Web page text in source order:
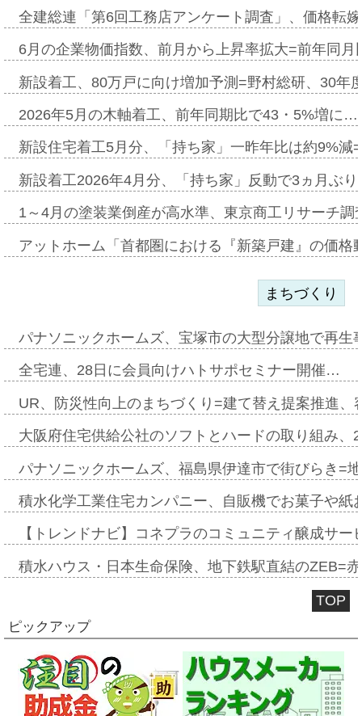
全建総連「第6回工務店アンケート調査」、価格転
6月の企業物価指数、前月から上昇率拡大=前年同
新設着工、80万戸に向け増加予測=野村総研、30年
2026年5月の木軸着工、前年同期比で43・5%増に…
新設住宅着工5月分、「持ち家」一昨年比は約9%
新設着工2026年4月分、「持ち家」反動で3ヵ月ぶ
1～4月の塗装業倒産が高水準、東京商工リサーチ
アットホーム「首都圏における『新築戸建』の価
まちづくり
パナソニックホームズ、宝塚市の大型分譲地で再
全宅連、28日に会員向けハトサポセミナー開催…
UR、防災性向上のまちづくり=建て替え提案推進
大阪府住宅供給公社のソフトとハードの取り組み
パナソニックホームズ、福島県伊達市で街びらき=
積水化学工業住宅カンパニー、自販機でお菓子や
【トレンドナビ】コネプラのコミュニティ醸成サ
積水ハウス・日本生命保険、地下鉄駅直結のZEB=
TOP
ピックアップ